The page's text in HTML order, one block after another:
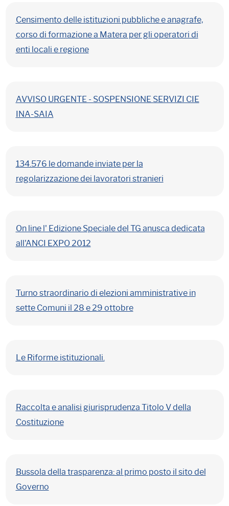
Censimento delle istituzioni pubbliche e anagrafe,
corso di formazione a Matera per gli operatori di
enti locali e regione
AVVISO URGENTE - SOSPENSIONE SERVIZI CIE
INA-SAIA
134.576 le domande inviate per la
regolarizzazione dei lavoratori stranieri
On line l' Edizione Speciale del TG anusca dedicata
all'ANCI EXPO 2012
Turno straordinario di elezioni amministrative in
sette Comuni il 28 e 29 ottobre
Le Riforme istituzionali.
Raccolta e analisi giurisprudenza Titolo V della
Costituzione
Bussola della trasparenza: al primo posto il sito del
Governo